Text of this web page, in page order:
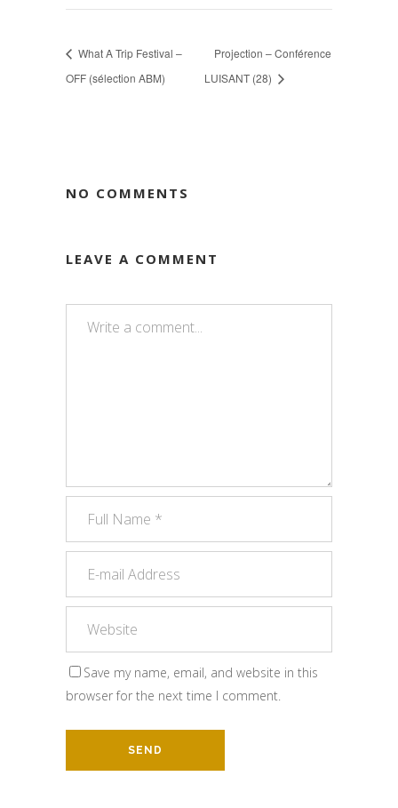
What A Trip Festival –
OFF (sélection ABM)
Projection – Conférence
LUISANT (28)
NO COMMENTS
LEAVE A COMMENT
Save my name, email, and website in this
browser for the next time I comment.